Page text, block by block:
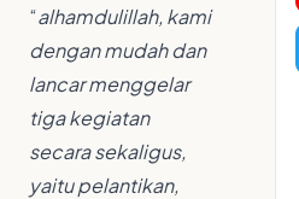
“alhamdulillah, kami
dengan mudah dan
lancar menggelar
tiga kegiatan
secara sekaligus,
yaitu pelantikan,